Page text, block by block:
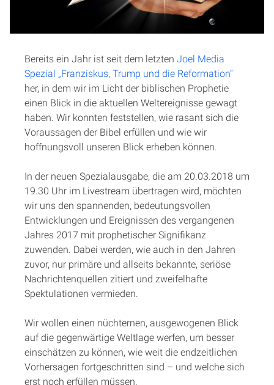
Bereits ein Jahr ist seit dem letzten Joel Media
Spezial „Franziskus, Trump und die Reformation“
her, in dem wir im Licht der biblischen Prophetie
einen Blick in die aktuellen Weltereignisse gewagt
haben. Wir konnten feststellen, wie rasant sich die
Voraussagen der Bibel erfüllen und wie wir
hoffnungsvoll unseren Blick erheben können.
In der neuen Spezialausgabe, die am 20.03.2018 um
19.30 Uhr im Livestream übertragen wird, möchten
wir uns den spannenden, bedeutungsvollen
Entwicklungen und Ereignissen des vergangenen
Jahres 2017 mit prophetischer Signifikanz
zuwenden. Dabei werden, wie auch in den Jahren
zuvor, nur primäre und allseits bekannte, seriöse
Nachrichtenquellen zitiert und zweifelhafte
Spektulationen vermieden.
Wir wollen einen nüchternen, ausgewogenen Blick
auf die gegenwärtige Weltlage werfen, um besser
einschätzen zu können, wie weit die endzeitlichen
Vorhersagen fortgeschritten sind – und welche sich
erst noch erfüllen müssen.
Studienzentrum
Kontakt
Spenden